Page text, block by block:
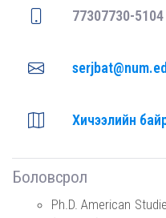
77307730-5104
Хичээлийн
Боловсрол
Ph.D. American